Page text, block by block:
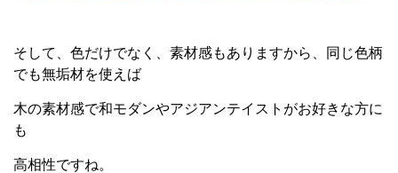
そして、色だけでなく、素材感もありますから、同じ色柄
でも無垢材を使えば
木の素材感で和モダンやアジアンテイストがお好きな方に
も
高相性ですね。